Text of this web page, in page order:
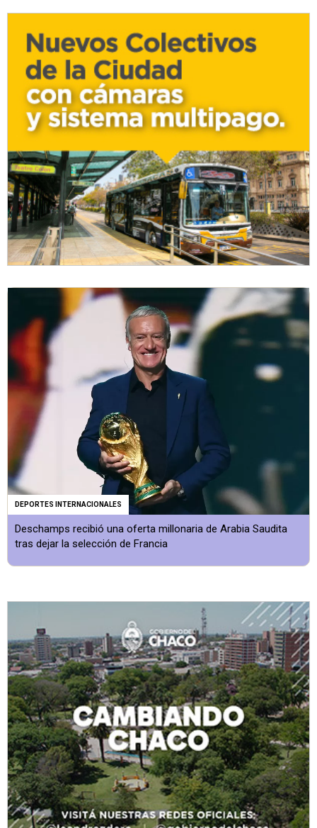
DEPORTES INTERNACIONALES
Deschamps recibió una oferta millonaria de Arabia Saudita
tras dejar la selección de Francia